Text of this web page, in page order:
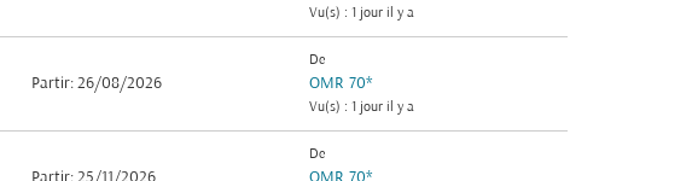
Vu(s) : 1 jour il y a
Partir: 26/08/2026
De
OMR 70*
Vu(s) : 1 jour il y a
De